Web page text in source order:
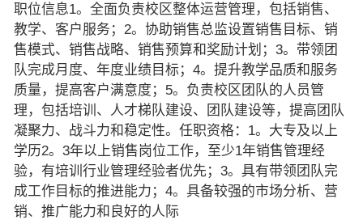
职位信息1。全面负责校区整体运营管理，包括销售、
教学、客户服务；2。协助销售总监设置销售目标、销
售模式、销售战略、销售预算和奖励计划；3。带领团
队完成月度、年度业绩目标；4。提升教学品质和服务
质量，提高客户满意度；5。负责校区团队的人员管
理，包括培训、人才梯队建设、团队建设等，提高团队
凝聚力、战斗力和稳定性。任职资格：1。大专及以上
学历2。3年以上销售岗位工作，至少1年销售管理经
验，有培训行业管理经验者优先；3。具有带领团队完
成工作目标的推进能力；4。具备较强的市场分析、营
销、推广能力和良好的人际